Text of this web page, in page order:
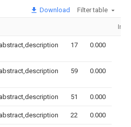
Download Filter table
17 0.000
59 0.000
51 0.000
22 0.000